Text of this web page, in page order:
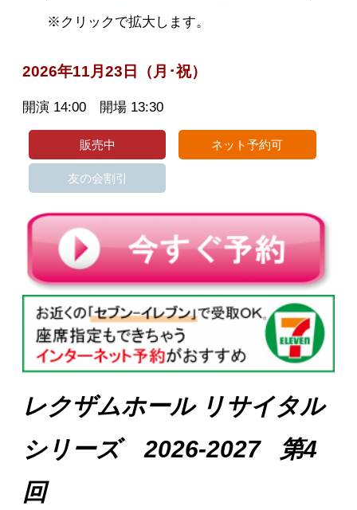
※クリックで拡大します。
2026年11月23日（月･祝）
開演 14:00 開場 13:30
販売中 ネット予約可
友の会割引
レクザムホール リサイタル
シリーズ
2026-2027
第4
回